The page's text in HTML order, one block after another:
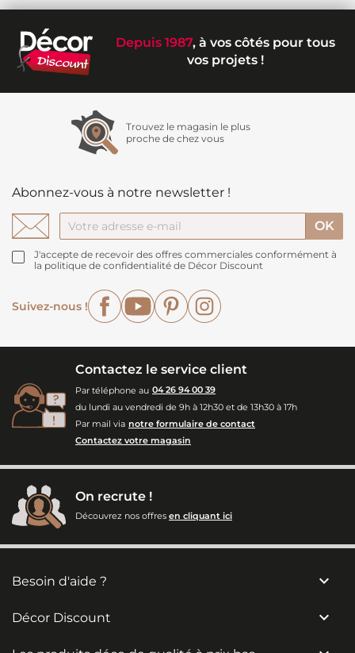
Depuis 1987, à vos côtés pour tous
vos projets !
Trouvez le magasin le plus
proche de chez vous
Abonnez-vous à notre newsletter !
J'accepte de recevoir des offres commerciales conformément à
la politique de confidentialité de Décor Discount
Suivez-nous !
FacebookYouTubePinterest
Contactez le service client
Par téléphone au 04 26 94 00 39
du lundi au vendredi de 9h à 12h30 et de 13h30 à 17h
Par mail via notre formulaire de contact
Contactez votre magasin
On recrute !
Découvrez nos offres en cliquant ici
Besoin d'aide ? 
Décor Discount 